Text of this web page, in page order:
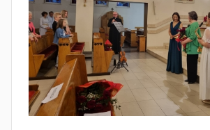
a
k
u
b
u
r